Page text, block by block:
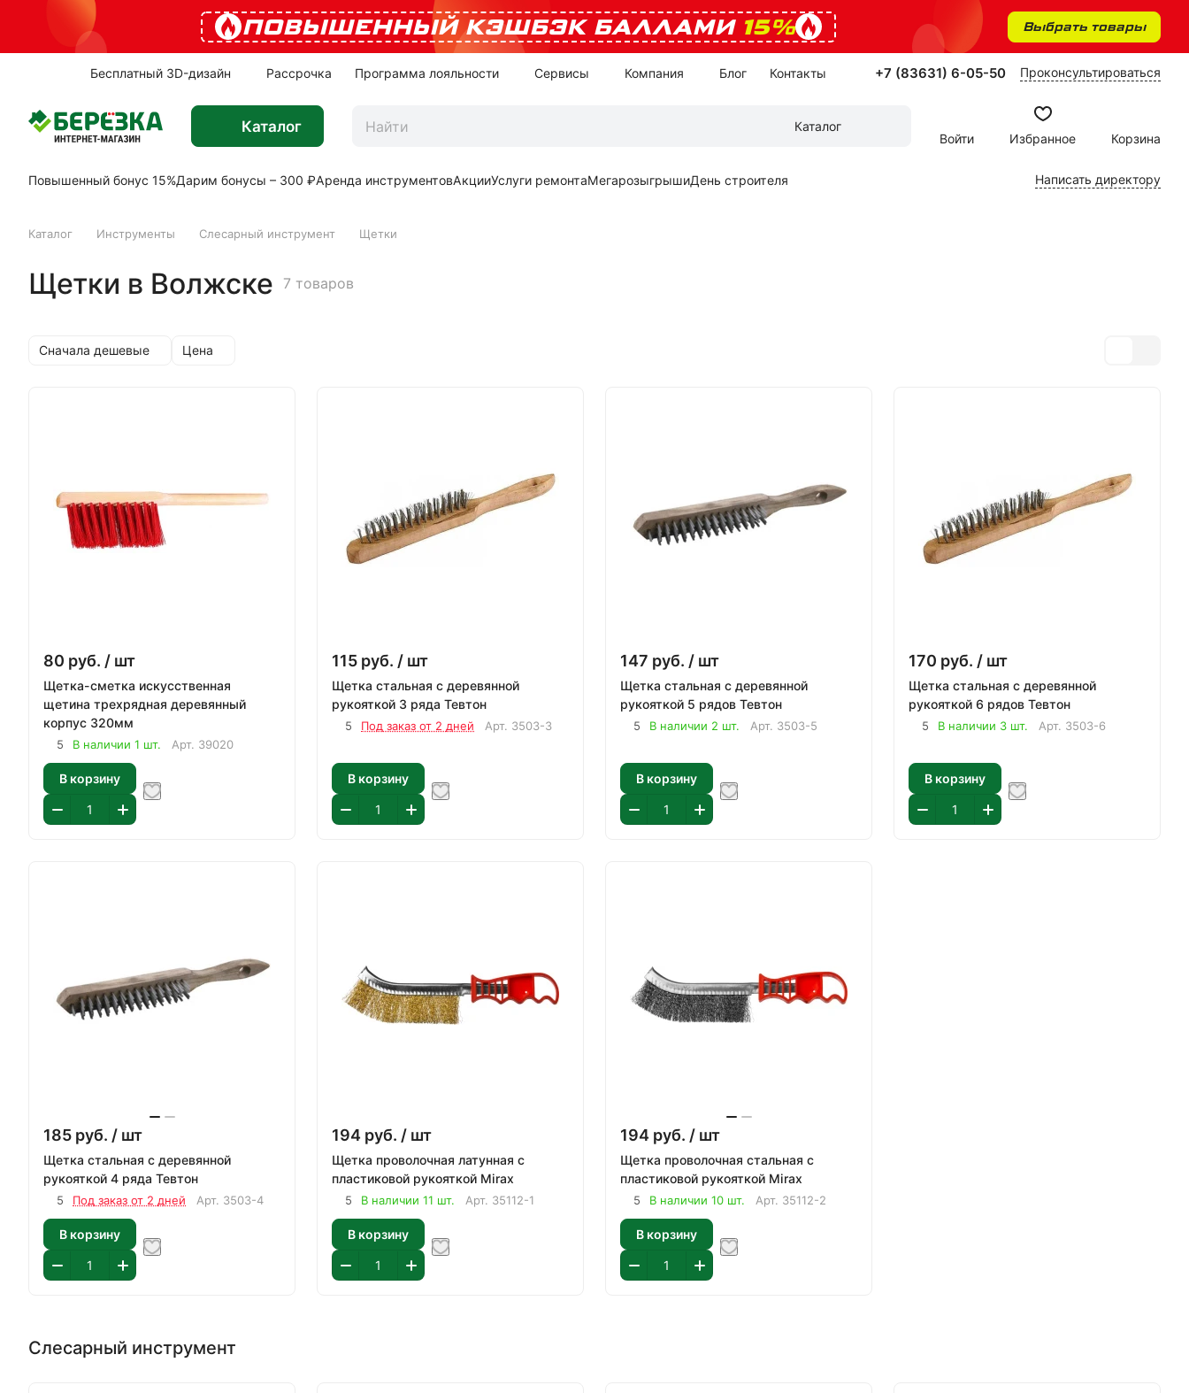
ПОВЫШЕННЫЙ КЭШБЭК БАЛЛАМИ 15% Выбрать товары
Бесплатный 3D-дизайн Рассрочка Программа лояльности Сервисы Компания Блог Контакты +7 (83631) 6-05-50 Проконсультироваться
Каталог
Каталог
Войти
Избранное Корзина
Повышенный бонус 15%Дарим бонусы – 300 ₽Аренда инструментовАкцииУслуги ремонтаМегарозыгрышиДень строителя Написать директору
Каталог Инструменты Слесарный инструмент Щетки
Щетки в Волжске 7 товаров
Сначала дешевые Цена
80 руб. / шт
Щетка-сметка искусственная
щетина трехрядная деревянный
корпус 320мм
5 В наличии 1 шт. Арт. 39020
В корзину
115 руб. / шт
Щетка стальная с деревянной
рукояткой 3 ряда Тевтон
5 Под заказ от 2 дней Арт. 3503-3
В корзину
147 руб. / шт
Щетка стальная с деревянной
рукояткой 5 рядов Тевтон
5 В наличии 2 шт. Арт. 3503-5
В корзину
170 руб. / шт
Щетка стальная с деревянной
рукояткой 6 рядов Тевтон
5 В наличии 3 шт. Арт. 3503-6
В корзину
185 руб. / шт
Щетка стальная с деревянной
рукояткой 4 ряда Тевтон
5 Под заказ от 2 дней Арт. 3503-4
В корзину
194 руб. / шт
Щетка проволочная латунная с
пластиковой рукояткой Mirax
5 В наличии 11 шт. Арт. 35112-1
В корзину
194 руб. / шт
Щетка проволочная стальная с
пластиковой рукояткой Mirax
5 В наличии 10 шт. Арт. 35112-2
В корзину
Слесарный инструмент